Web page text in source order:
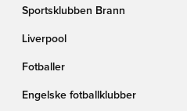
Sportsklubben Brann
Liverpool
Fotballer
Engelske fotballklubber